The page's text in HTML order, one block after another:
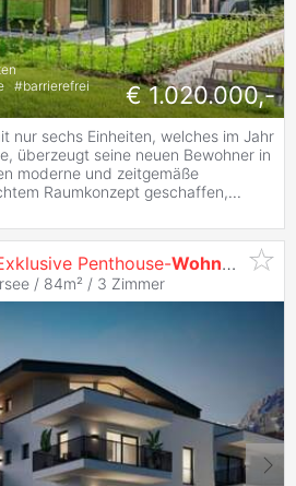
#barrierefrei
€ 1.020.000,-
nur sechs Einheiten, welches im Jahr
überzeugt seine neuen Bewohner in
moderne und zeitgemäße
Raumkonzept geschaffen,...
Penthouse-Wohnungen
/ 84m² / 3 Zimmer